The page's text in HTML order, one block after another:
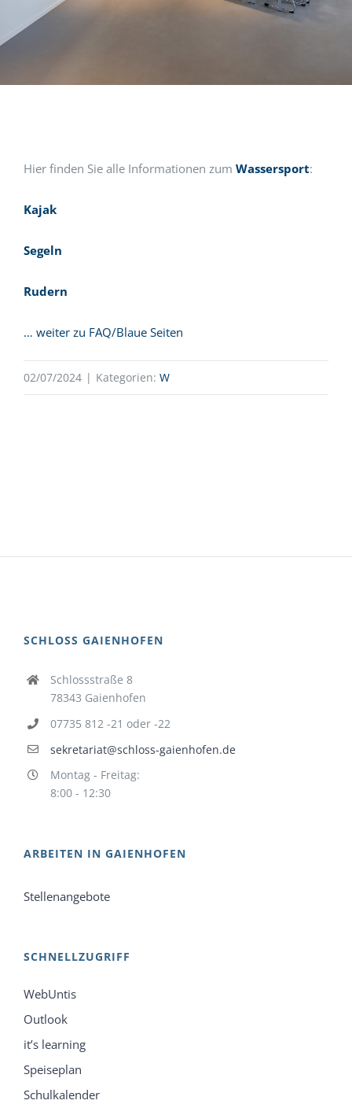
Hier finden Sie alle Informationen zum Wassersport:
Kajak
Segeln
Rudern
… weiter zu FAQ/Blaue Seiten
02/07/2024 | Kategorien: W
SCHLOSS GAIENHOFEN
Schlossstraße 8
78343 Gaienhofen
07735 812 -21 oder -22
sekretariat@schloss-gaienhofen.de
Montag - Freitag:
8:00 - 12:30
ARBEITEN IN GAIENHOFEN
Stellenangebote
SCHNELLZUGRIFF
WebUntis
Outlook
it’s learning
Speiseplan
Schulkalender